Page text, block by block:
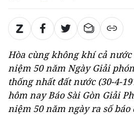
Hòa cùng không khí cả
niệm 50 năm Ngày Giải
thống nhất đất nước (30-4-
hôm nay Báo Sài Gòn Giải
niệm 50 năm ngày ra số báo